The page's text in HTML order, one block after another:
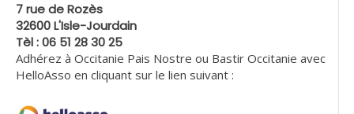
7 rue de Rozès
32600 L'Isle-Jourdain
Tèl : 06 51 28 30 25
Adhérez à Occitanie Pais Nostre ou Bastir Occitanie avec
HelloAsso en cliquant sur le lien suivant :